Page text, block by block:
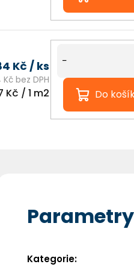
Kč / ks
bez DPH
Kč / 1 m2
−
Do
Parametry
Kategorie: